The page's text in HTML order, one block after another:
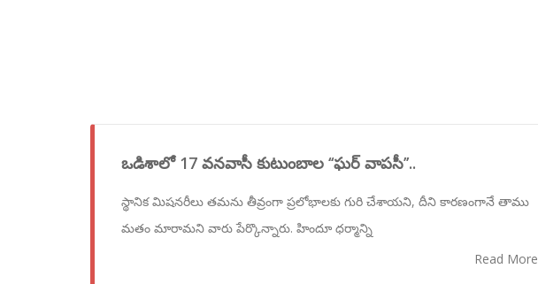
ఒడిశాలో 17 వనవాసీ కుటుంబాల ‘‘ఘర్ వాపసీ’’..
స్థానిక మిషనరీలు తమను తీవ్రంగా ప్రలోభాలకు గురి చేశాయని, దీని కారణంగానే తాము
మతం మారామని వారు పేర్కొన్నారు. హిందూ ధర్మాన్ని
Read More